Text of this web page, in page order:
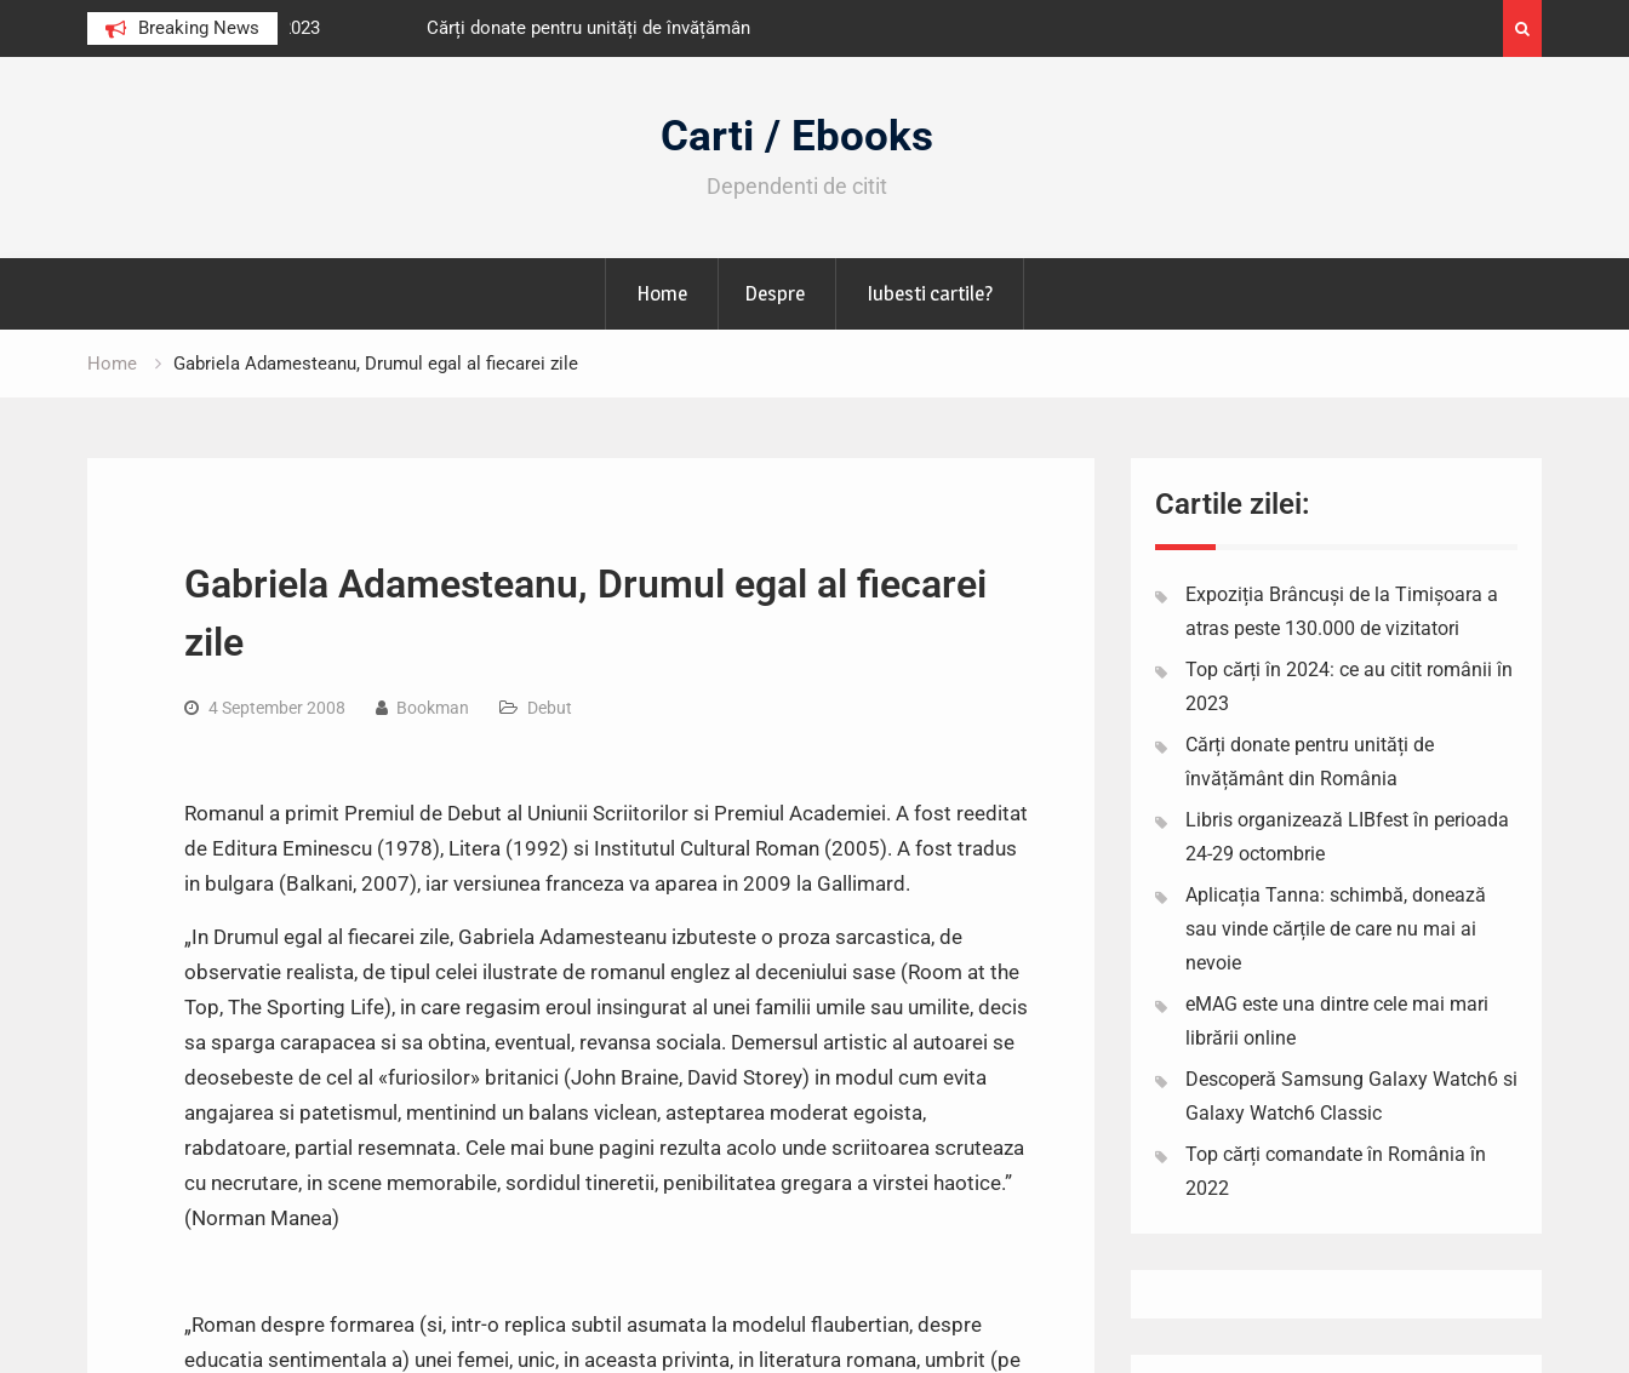
Breaking News
au citit românii în 2023 Cărți donate pentru unități de învățământ din România
octombrie
Expoziția Brâncuși de la Timișoara a atras peste
130.000 de vizitatori
Carti / Ebooks
Dependenti de citit
Home Despre Iubesti cartile?
Home Gabriela Adamesteanu, Drumul egal al fiecarei zile
Gabriela Adamesteanu, Drumul egal al fiecarei
zile
4 September 2008 Bookman Debut
Romanul a primit Premiul de Debut al Uniunii Scriitorilor si Premiul Academiei. A fost reeditat
de Editura Eminescu (1978), Litera (1992) si Institutul Cultural Roman (2005). A fost tradus
in bulgara (Balkani, 2007), iar versiunea franceza va aparea in 2009 la Gallimard.
„In Drumul egal al fiecarei zile, Gabriela Adamesteanu izbuteste o proza sarcastica, de
observatie realista, de tipul celei ilustrate de romanul englez al deceniului sase (Room at the
Top, The Sporting Life), in care regasim eroul insingurat al unei familii umile sau umilite, decis
sa sparga carapacea si sa obtina, eventual, revansa sociala. Demersul artistic al autoarei se
deosebeste de cel al «furiosilor» britanici (John Braine, David Storey) in modul cum evita
angajarea si patetismul, mentinind un balans viclean, asteptarea moderat egoista,
rabdatoare, partial resemnata. Cele mai bune pagini rezulta acolo unde scriitoarea scruteaza
cu necrutare, in scene memorabile, sordidul tineretii, penibilitatea gregara a virstei haotice.”
(Norman Manea)
„Roman despre formarea (si, intr-o replica subtil asumata la modelul flaubertian, despre
educatia sentimentala a) unei femei, unic, in aceasta privinta, in literatura romana, umbrit (pe
Cartile zilei:
Expoziția Brâncuși de la Timișoara a
atras peste 130.000 de vizitatori
Top cărți în 2024: ce au citit românii în
2023
Cărți donate pentru unități de
învățământ din România
Libris organizează LIBfest în perioada
24-29 octombrie
Aplicația Tanna: schimbă, donează
sau vinde cărțile de care nu mai ai
nevoie
eMAG este una dintre cele mai mari
librării online
Descoperă Samsung Galaxy Watch6 si
Galaxy Watch6 Classic
Top cărți comandate în România în
2022